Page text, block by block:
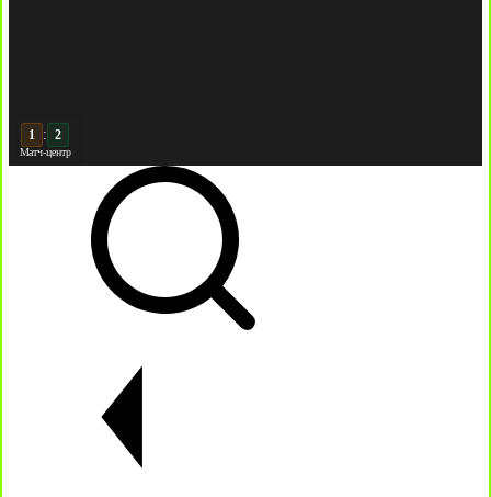
2 : 2
Матч-центр